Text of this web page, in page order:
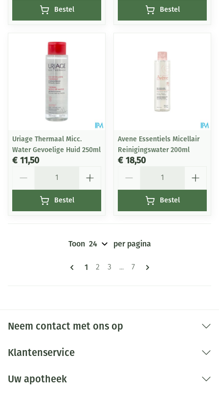
Bestel Bestel
Uriage Thermaal Micc.
Water Gevoelige Huid 250ml
€ 11,50
Bestel
Avene Essentiels Micellair
Reinigingswater 200ml
€ 18,50
Bestel
Pagina's
U lees momenteel pagina
1 Pagina
2 Pagina
3 ... Pagina
7
Toon per pagina
Neem contact met ons op
Klantenservice
Uw apotheek